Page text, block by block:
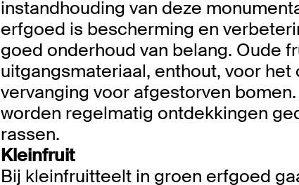
instandhouding van deze
erfgoed is bescherming en
goed onderhoud van belang. Oude
uitgangsmateriaal, enthout, voor
vervanging voor afgestorven
worden regelmatig ontdekkingen
rassen.
Kleinfruit
Bij kleinfruitteelt in groen erfgoed